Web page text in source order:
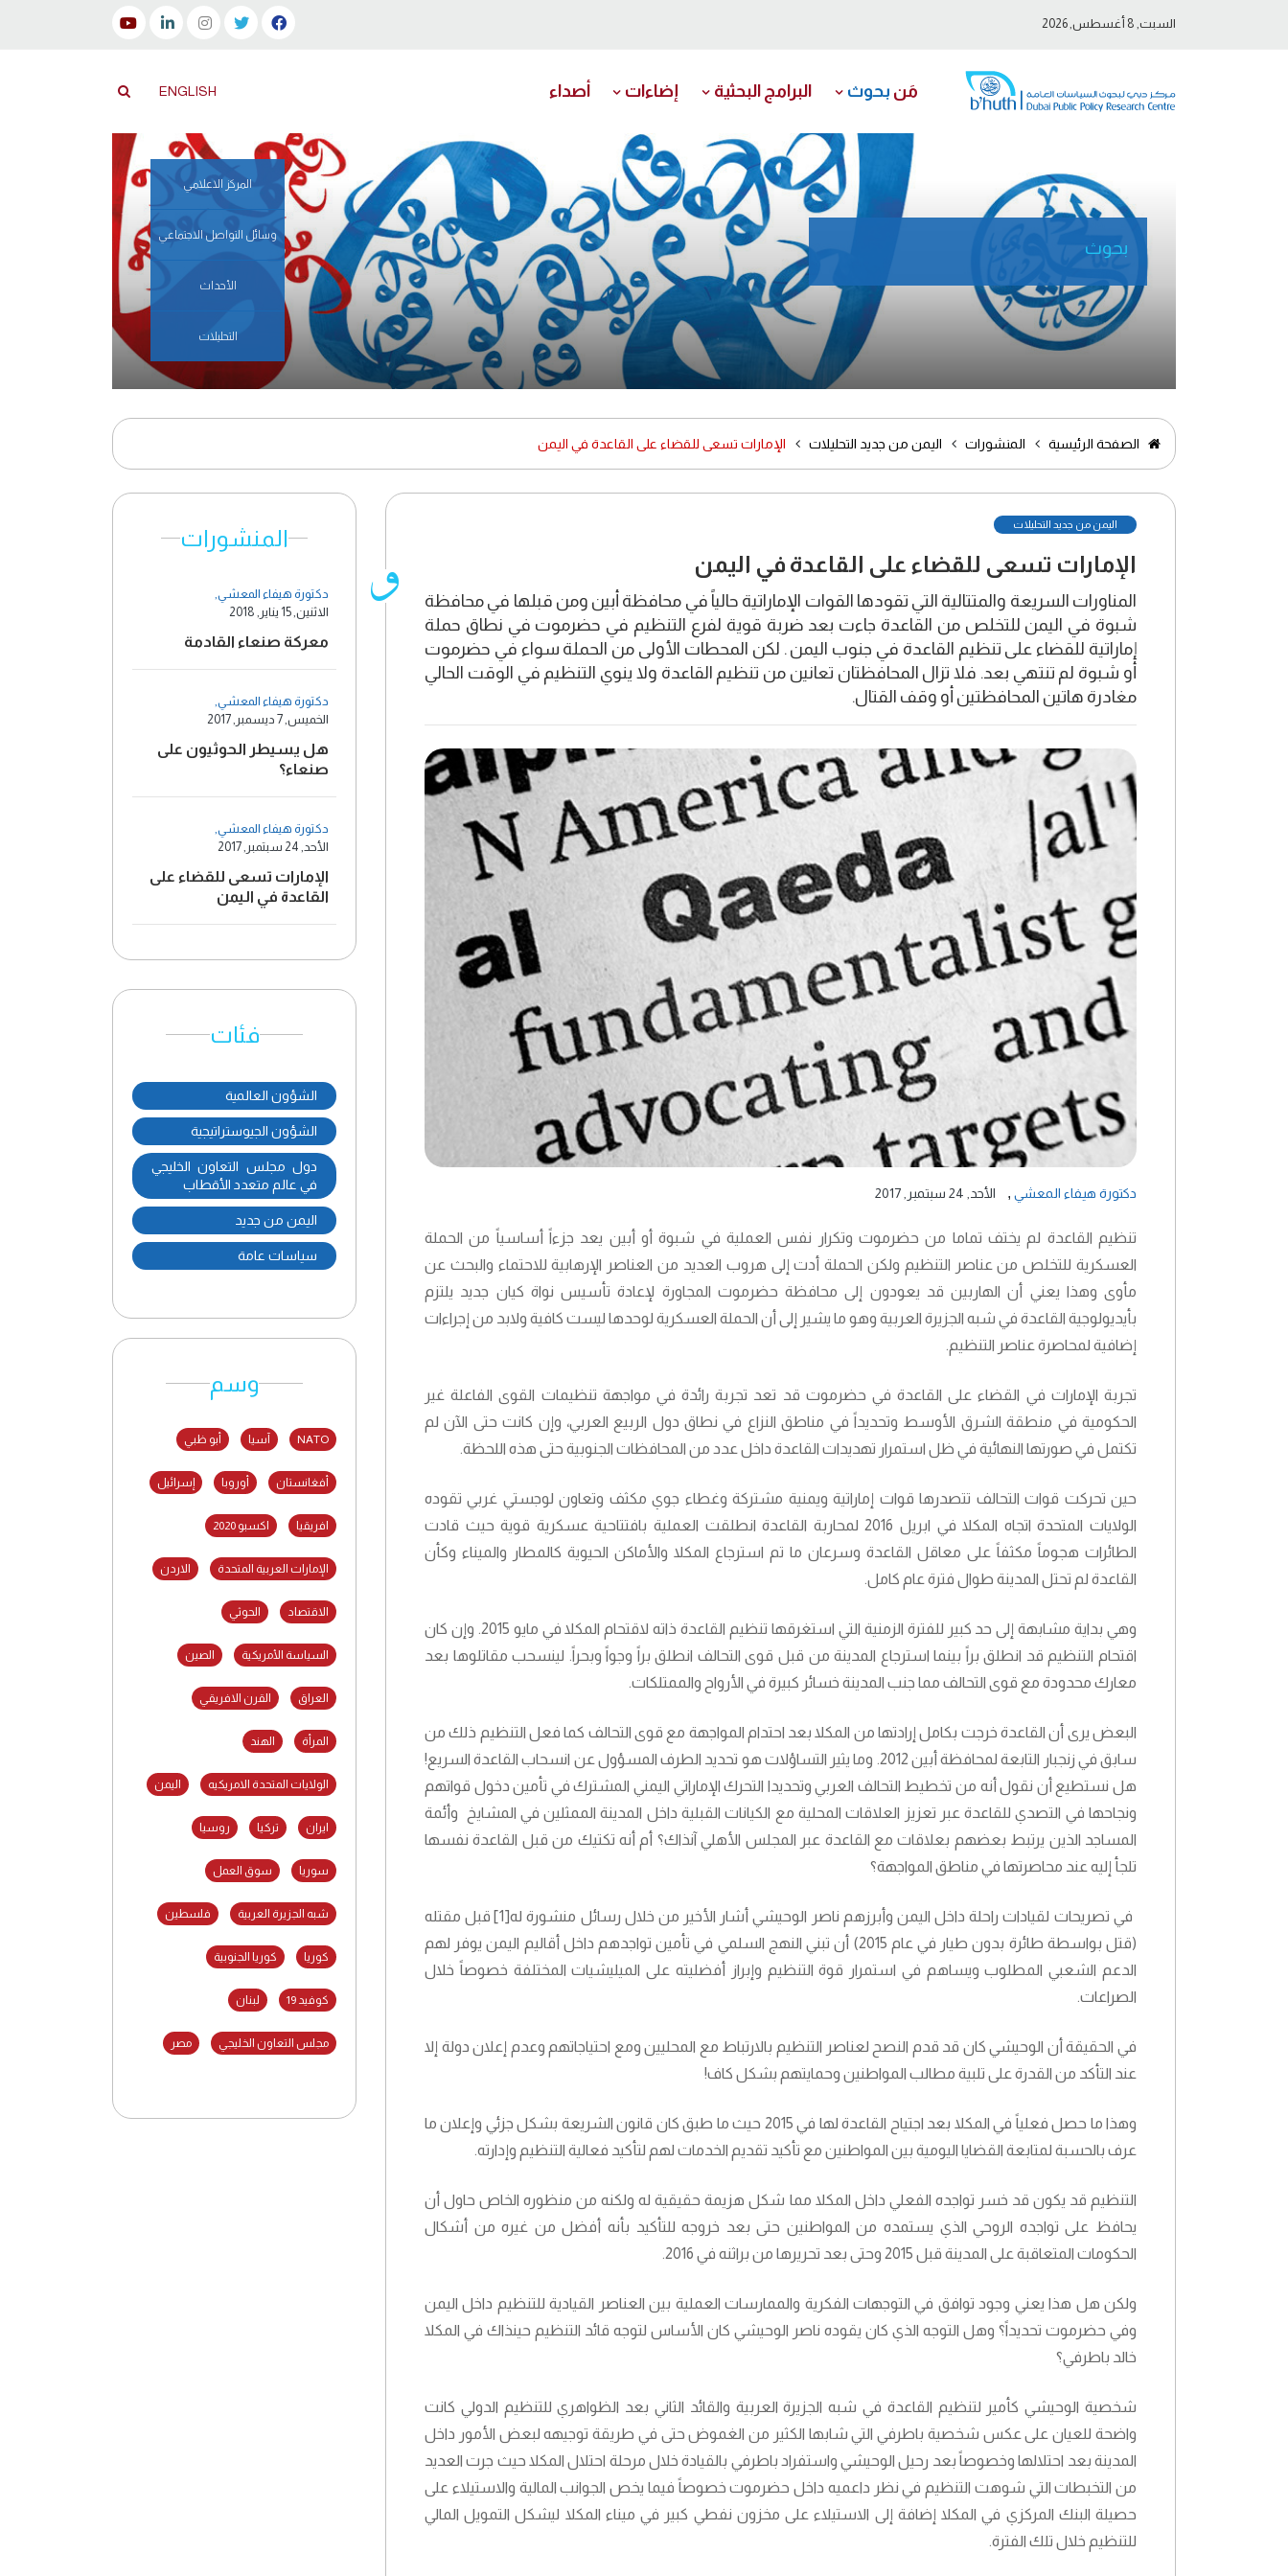
السبت, 8 أغسطس, 2026
مَن بحوث البرامج البحثية إضاءات أصداء ENGLISH
المركز الاعلامي
وسائل التواصل الاجتماعي
الأحداث
التحليلات
بحوث
الصفحة الرئيسية المنشورات اليمن من جديد التحليلات الإمارات تسعى للقضاء على القاعدة في اليمن
اليمن من جديد التحليلات
الإمارات تسعى للقضاء على القاعدة في اليمن
المناورات السريعة والمتتالية التي تقودها القوات الإماراتية حالياً في محافظة أبين ومن قبلها في محافظة
شبوة في اليمن للتخلص من القاعدة جاءت بعد ضربة قوية لفرع التنظيم في حضرموت في نطاق حملة
إماراتية للقضاء على تنظيم القاعدة في جنوب اليمن . لكن المحطات الأولى من الحملة سواء في حضرموت
أو شبوة لم تنتهي بعد. فلا تزال المحافظتان تعانين من تنظيم القاعدة ولا ينوي التنظيم في الوقت الحالي
مغادرة هاتين المحافظتين أو وقف القتال.
دكتورة هيفاء المعشي , الأحد, 24 سبتمبر, 2017
تنظيم القاعدة لم يختف تماما من حضرموت وتكرار نفس العملية في شبوة أو أبين يعد جزءاً أساسياً من الحملة
العسكرية للتخلص من عناصر التنظيم ولكن الحملة أدت إلى هروب العديد من العناصر الإرهابية للاحتماء والبحث عن
مأوى وهذا يعني أن الهاربين قد يعودون إلى محافظة حضرموت المجاورة لإعادة تأسيس نواة كيان جديد يلتزم
بأيديولوجية القاعدة في شبه الجزيرة العربية وهو ما يشير إلى أن الحملة العسكرية لوحدها ليست كافية ولابد من إجراءات
إضافية لمحاصرة عناصر التنظيم.
تجربة الإمارات في القضاء على القاعدة في حضرموت قد تعد تجربة رائدة في مواجهة تنظيمات القوى الفاعلة غير
الحكومية في منطقة الشرق الأوسط وتحديداً في مناطق النزاع في نطاق دول الربيع العربي، وإن كانت حتى الآن لم
تكتمل في صورتها النهائية في ظل استمرار تهديدات القاعدة داخل عدد من المحافظات الجنوبية حتى هذه اللحظة.
حين تحركت قوات التحالف تتصدرها قوات إماراتية ويمنية مشتركة وغطاء جوي مكثف وتعاون لوجستي غربي تقوده
الولايات المتحدة اتجاه المكلا في ابريل 2016 لمحاربة القاعدة انطلقت العملية بافتتاحية عسكرية قوية حيث قادت
الطائرات هجوماً مكثفاً على معاقل القاعدة وسرعان ما تم استرجاع المكلا والأماكن الحيوية كالمطار والميناء وكأن
القاعدة لم تحتل المدينة طوال فترة عام كامل.
وهي بداية مشابهة إلى حد كبير للفترة الزمنية التي استغرقها تنظيم القاعدة ذاته لاقتحام المكلا في مايو 2015. وإن كان
اقتحام التنظيم قد انطلق براً بينما استرجاع المدينة من قبل قوى التحالف انطلق براً وجواً وبحراً. لينسحب مقاتلوها بعد
معارك محدودة مع قوى التحالف مما جنب المدينة خسائر كبيرة في الأرواح والممتلكات.
البعض يرى أن القاعدة خرجت بكامل إرادتها من المكلا بعد احتدام المواجهة مع قوى التحالف كما فعل التنظيم ذلك من
سابق في زنجبار التابعة لمحافظة أبين 2012. وما يثير التساؤلات هو تحديد الطرف المسؤول عن انسحاب القاعدة السريع!
هل نستطيع أن نقول أنه من تخطيط التحالف العربي وتحديدا التحرك الإماراتي اليمني المشترك في تأمين دخول قواتهم
ونجاحها في التصدي للقاعدة عبر تعزيز العلاقات المحلية مع الكيانات القبلية داخل المدينة الممثلين في المشايخ وأئمة
المساجد الذين يرتبط بعضهم بعلاقات مع القاعدة عبر المجلس الأهلي آنذاك؟ أم أنه تكتيك من قبل القاعدة نفسها
تلجأ إليه عند محاصرتها في مناطق المواجهة؟
في تصريحات لقيادات راحلة داخل اليمن وأبرزهم ناصر الوحيشي أشار الأخير من خلال رسائل منشورة له[1] قبل مقتله
(قتل بواسطة طائرة بدون طيار في عام 2015) أن تبني النهج السلمي في تأمين تواجدهم داخل أقاليم اليمن يوفر لهم
الدعم الشعبي المطلوب ويساهم في استمرار قوة التنظيم وإبراز أفضليته على الميليشيات المختلفة خصوصاً خلال
الصراعات.
في الحقيقة أن الوحيشي كان قد قدم النصح لعناصر التنظيم بالارتباط مع المحليين ومع احتياجاتهم وعدم إعلان دولة إلا
عند التأكد من القدرة على تلبية مطالب المواطنين وحمايتهم بشكل كاف!
وهذا ما حصل فعلياً في المكلا بعد اجتياح القاعدة لها في 2015 حيث ما طبق كان قانون الشريعة بشكل جزئي وإعلان ما
عرف بالحسبة لمتابعة القضايا اليومية بين المواطنين مع تأكيد تقديم الخدمات لهم لتأكيد فعالية التنظيم وإدارته.
التنظيم قد يكون قد خسر تواجده الفعلي داخل المكلا مما شكل هزيمة حقيقية له ولكنه من منظوره الخاص حاول أن
يحافظ على تواجده الروحي الذي يستمده من المواطنين حتى بعد خروجه للتأكيد بأنه أفضل من غيره من أشكال
الحكومات المتعاقبة على المدينة قبل 2015 وحتى بعد تحريرها من براثنه في 2016.
ولكن هل هذا يعني وجود توافق في التوجهات الفكرية والممارسات العملية بين العناصر القيادية للتنظيم داخل اليمن
وفي حضرموت تحديداً؟ وهل التوجه الذي كان يقوده ناصر الوحيشي كان الأساس لتوجه قائد التنظيم حينذاك في المكلا
خالد باطرفي؟
شخصية الوحيشي كأمير لتنظيم القاعدة في شبه الجزيرة العربية والقائد الثاني بعد الظواهري للتنظيم الدولي كانت
واضحة للعيان على عكس شخصية باطرفي التي شابها الكثير من الغموض حتى في طريقة توجيهه لبعض الأمور داخل
المدينة بعد احتلالها وخصوصاً بعد رحيل الوحيشي واستفراد باطرفي بالقيادة خلال مرحلة احتلال المكلا حيث جرت العديد
من التخبطات التي شوهت التنظيم في نظر داعميه داخل حضرموت خصوصاً فيما يخص الجوانب المالية والاستيلاء على
حصيلة البنك المركزي في المكلا إضافة إلى الاستيلاء على مخزون نفطي كبير في ميناء المكلا ليشكل التمويل المالي
للتنظيم خلال تلك الفترة.
المنشورات
دكتورة هيفاء المعشي,
الاثنين, 15 يناير, 2018
معركة صنعاء القادمة
دكتورة هيفاء المعشي,
الخميس, 7 ديسمبر, 2017
هل يسيطر الحوثيون على
صنعاء؟
دكتورة هيفاء المعشي,
الأحد, 24 سبتمبر, 2017
الإمارات تسعى للقضاء على
القاعدة في اليمن
فئات
الشؤون العالمية
الشؤون الجيوستراتيجية
دول مجلس التعاون الخليجي
في عالم متعدد الأقطاب
اليمن من جديد
سياسات عامة
وسم
NATO آسيا أبو ظبي
أفغانستان أوروبا إسرائيل
افريقيا اكسبو 2020
الإمارات العربية المتحدة الاردن
الاقتصاد الحوثي
السياسة الأمريكية الصين
العراق القرن الافريقي
المرأة الهند
الولايات المتحدة الامريكيه اليمن
ايران تركيا روسيا
سوريا سوق العمل
شبه الجزيرة العربية فلسطين
كوريا كوريا الجنوبية
كوفيد 19 لبنان
مجلس التعاون الخليجي مصر